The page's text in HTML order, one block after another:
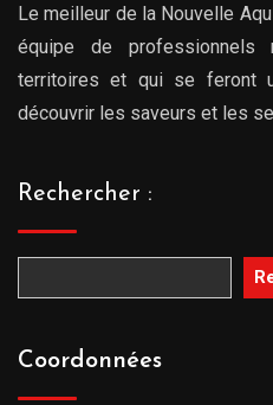
Le meilleur de la Nouvelle
équipe de professionnels
territoires et qui se feront
découvrir les saveurs et les
Rechercher :
Coordonnées